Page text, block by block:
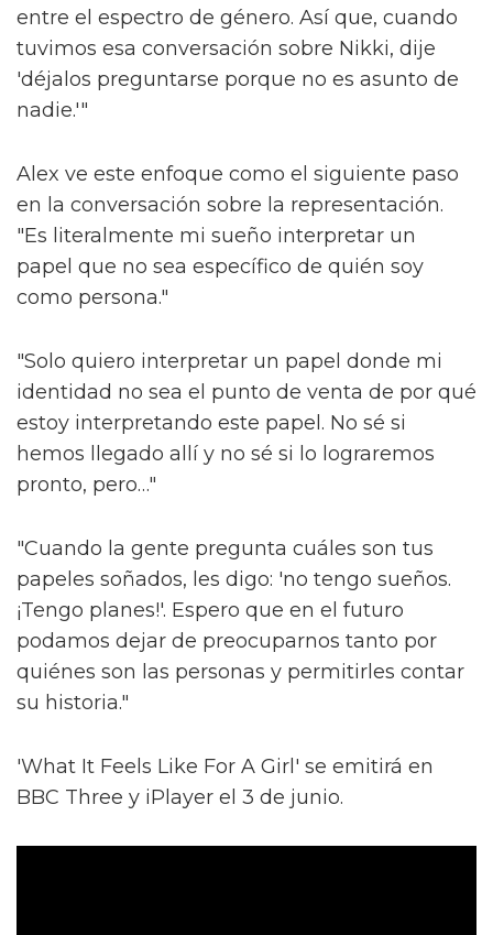
entre el espectro de género. Así que, cuando
tuvimos esa conversación sobre Nikki, dije
'déjalos preguntarse porque no es asunto de
nadie.'"
Alex ve este enfoque como el siguiente paso
en la conversación sobre la representación.
"Es literalmente mi sueño interpretar un
papel que no sea específico de quién soy
como persona."
"Solo quiero interpretar un papel donde mi
identidad no sea el punto de venta de por qué
estoy interpretando este papel. No sé si
hemos llegado allí y no sé si lo lograremos
pronto, pero…"
"Cuando la gente pregunta cuáles son tus
papeles soñados, les digo: 'no tengo sueños.
¡Tengo planes!'. Espero que en el futuro
podamos dejar de preocuparnos tanto por
quiénes son las personas y permitirles contar
su historia."
'What It Feels Like For A Girl' se emitirá en
BBC Three y iPlayer el 3 de junio.